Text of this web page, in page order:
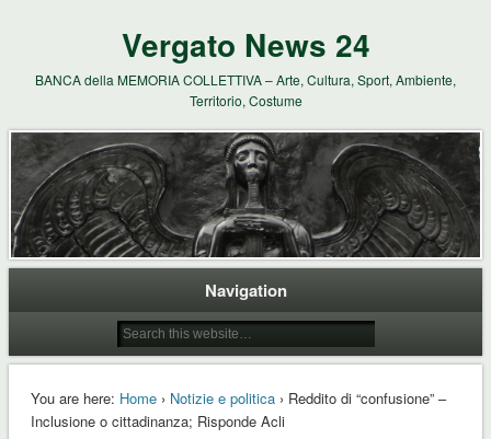
Vergato News 24
BANCA della MEMORIA COLLETTIVA – Arte, Cultura, Sport, Ambiente,
Territorio, Costume
Navigation
You are here: Home› Notizie e politica› Reddito di “confusione” –
Inclusione o cittadinanza; Risponde Acli